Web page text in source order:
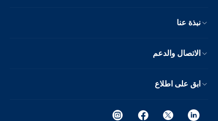
نبذة عنا
الاتصال والدعم
ابق على اطلاع